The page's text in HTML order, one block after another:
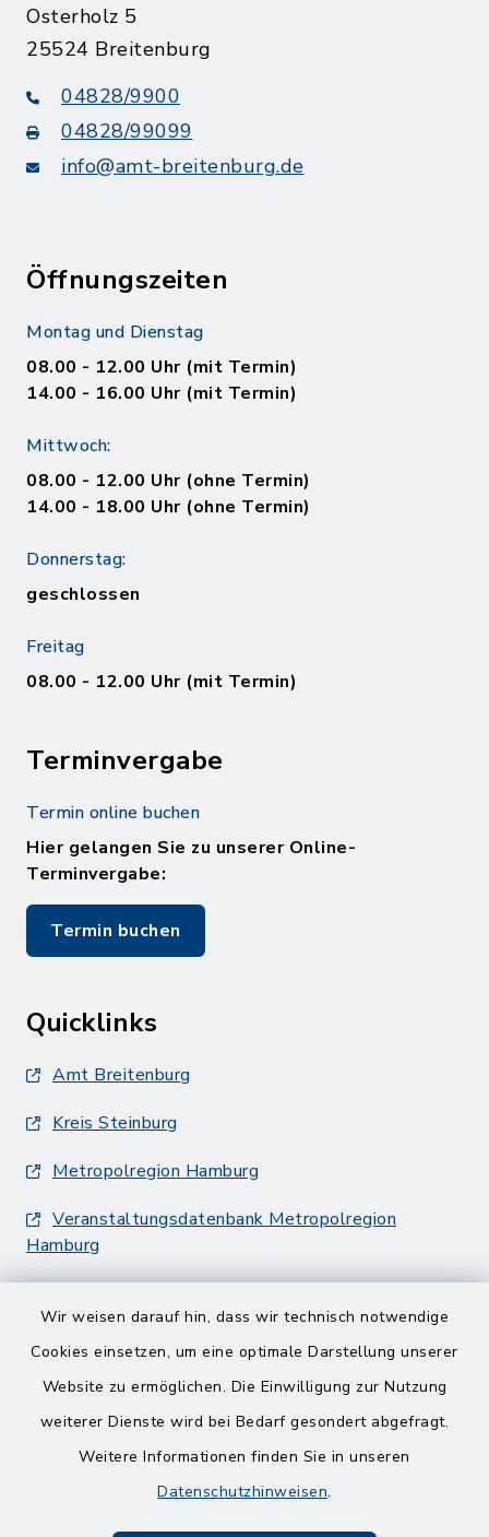
Wir weisen darauf hin, dass wir technisch notwendige
Cookies einsetzen, um eine optimale Darstellung unserer
Website zu ermöglichen. Die Einwilligung zur Nutzung
weiterer Dienste wird bei Bedarf gesondert abgefragt.
Weitere Informationen finden Sie in unseren
Datenschutzhinweisen.
Osterholz 5
25524 Breitenburg
04828/9900
04828/99099
info@amt-breitenburg.de
Öffnungszeiten
Montag und Dienstag
08.00 - 12.00 Uhr (mit Termin)
14.00 - 16.00 Uhr (mit Termin)
Mittwoch:
08.00 - 12.00 Uhr (ohne Termin)
14.00 - 18.00 Uhr (ohne Termin)
Donnerstag:
geschlossen
Freitag
08.00 - 12.00 Uhr (mit Termin)
Terminvergabe
Termin online buchen
Hier gelangen Sie zu unserer Online-
Terminvergabe:
Termin buchen
Quicklinks
Amt Breitenburg
Kreis Steinburg
Metropolregion Hamburg
Veranstaltungsdatenbank Metropolregion
Hamburg
Barrierefreiheit